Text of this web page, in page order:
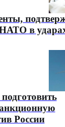
в
России